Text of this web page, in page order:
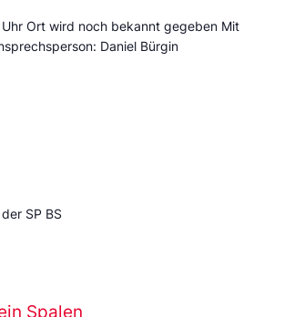
Ort wird noch bekannt gegeben Mit
Daniel Bürgin
SP BS
Spalen